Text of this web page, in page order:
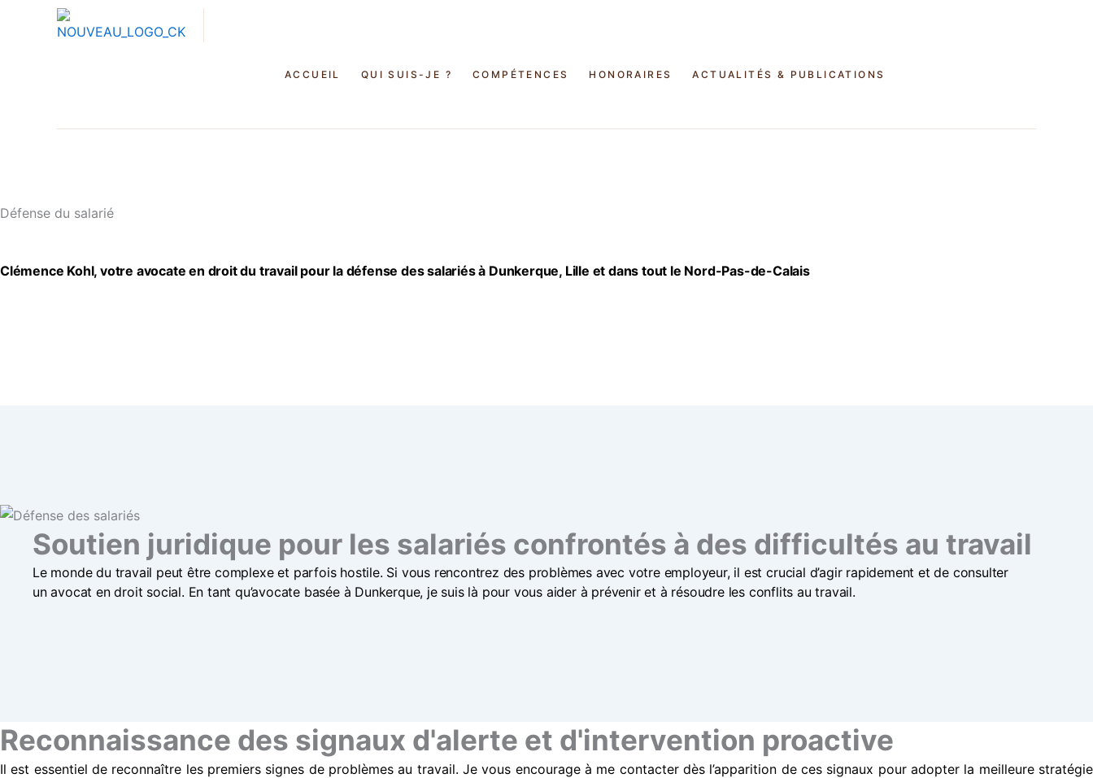
ACCUEIL QUI SUIS-JE ? COMPÉTENCES HONORAIRES ACTUALITÉS & PUBLICATIONS
Défense du salarié
Clémence Kohl, votre avocate en droit du travail pour la défense des salariés à Dunkerque, Lille et dans tout le Nord-Pas-de-Calais
Soutien juridique pour les salariés confrontés à des difficultés au travail
Le monde du travail peut être complexe et parfois hostile. Si vous rencontrez des problèmes avec votre employeur, il est crucial d’agir rapidement et de consulter
un avocat en droit social. En tant qu’avocate basée à Dunkerque, je suis là pour vous aider à prévenir et à résoudre les conflits au travail.
Reconnaissance des signaux d'alerte et d'intervention proactive
Il est essentiel de reconnaître les premiers signes de problèmes au travail. Je vous encourage à me contacter dès l’apparition de ces signaux pour adopter la meilleure stratégie